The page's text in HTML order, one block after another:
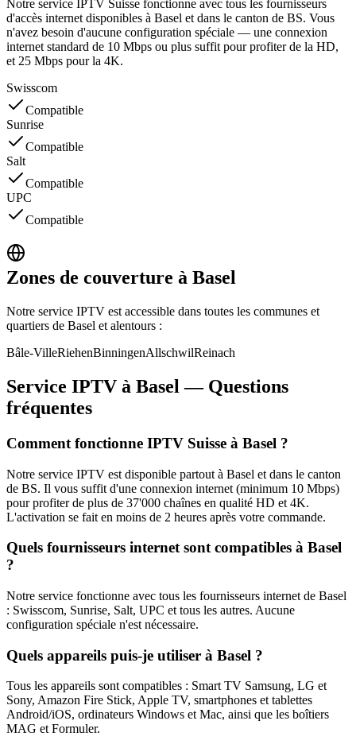
Notre service IPTV Suisse fonctionne avec tous les fournisseurs
d'accès internet disponibles à Basel et dans le canton de BS. Vous
n'avez besoin d'aucune configuration spéciale — une connexion
internet standard de 10 Mbps ou plus suffit pour profiter de la HD,
et 25 Mbps pour la 4K.
Swisscom
Compatible
Sunrise
Compatible
Salt
Compatible
UPC
Compatible
Zones de couverture à Basel
Notre service IPTV est accessible dans toutes les communes et
quartiers de Basel et alentours :
Bâle-VilleRiehenBinningenAllschwilReinach
Service IPTV à Basel — Questions
fréquentes
Comment fonctionne IPTV Suisse à Basel ?
Notre service IPTV est disponible partout à Basel et dans le canton
de BS. Il vous suffit d'une connexion internet (minimum 10 Mbps)
pour profiter de plus de 37'000 chaînes en qualité HD et 4K.
L'activation se fait en moins de 2 heures après votre commande.
Quels fournisseurs internet sont compatibles à Basel
?
Notre service fonctionne avec tous les fournisseurs internet de Basel
: Swisscom, Sunrise, Salt, UPC et tous les autres. Aucune
configuration spéciale n'est nécessaire.
Quels appareils puis-je utiliser à Basel ?
Tous les appareils sont compatibles : Smart TV Samsung, LG et
Sony, Amazon Fire Stick, Apple TV, smartphones et tablettes
Android/iOS, ordinateurs Windows et Mac, ainsi que les boîtiers
MAG et Formuler.